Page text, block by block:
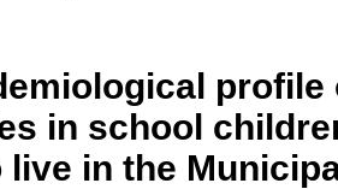
profile
in school
live in the